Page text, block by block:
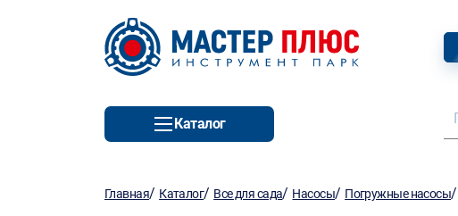
Каталог
Главная/ Каталог/ Все для сада/ Насосы/ Погружные насосы/